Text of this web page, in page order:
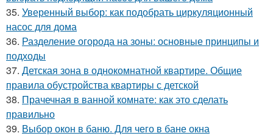
35. Уверенный выбор: как подобрать циркуляционный
насос для дома
36. Разделение огорода на зоны: основные принципы и
подходы
37. Детская зона в однокомнатной квартире. Общие
правила обустройства квартиры с детской
38. Прачечная в ванной комнате: как это сделать
правильно
39. Выбор окон в баню. Для чего в бане окна